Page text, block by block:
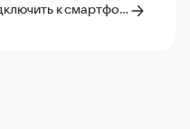
Сбросить колонку до заводских настроек и подключить к смартфону